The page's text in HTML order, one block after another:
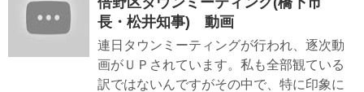
長・松井知事) 動画
連日タウンミーティングが行われ、逐次動
画がＵＰされています。私も全部観ている
訳ではないんですがその中で、特に印象に